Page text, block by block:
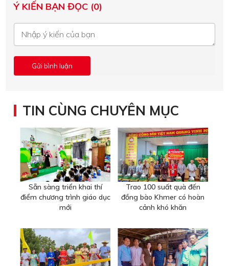
Ý KIẾN BẠN ĐỌC (0)
TIN CÙNG CHUYÊN MỤC
Sẵn sàng triển khai thí
điểm chương trình giáo dục
mới
Trao 100 suất quà đến
đồng bào Khmer có hoàn
cảnh khó khăn